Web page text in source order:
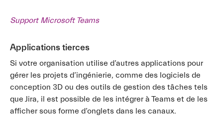
Support Microsoft Teams
Applications tierces
Si votre organisation utilise d’autres applications pour
gérer les projets d’ingénierie, comme des logiciels de
conception 3D ou des outils de gestion des tâches tels
que Jira, il est possible de les intégrer à Teams et de les
afficher sous forme d’onglets dans les canaux.